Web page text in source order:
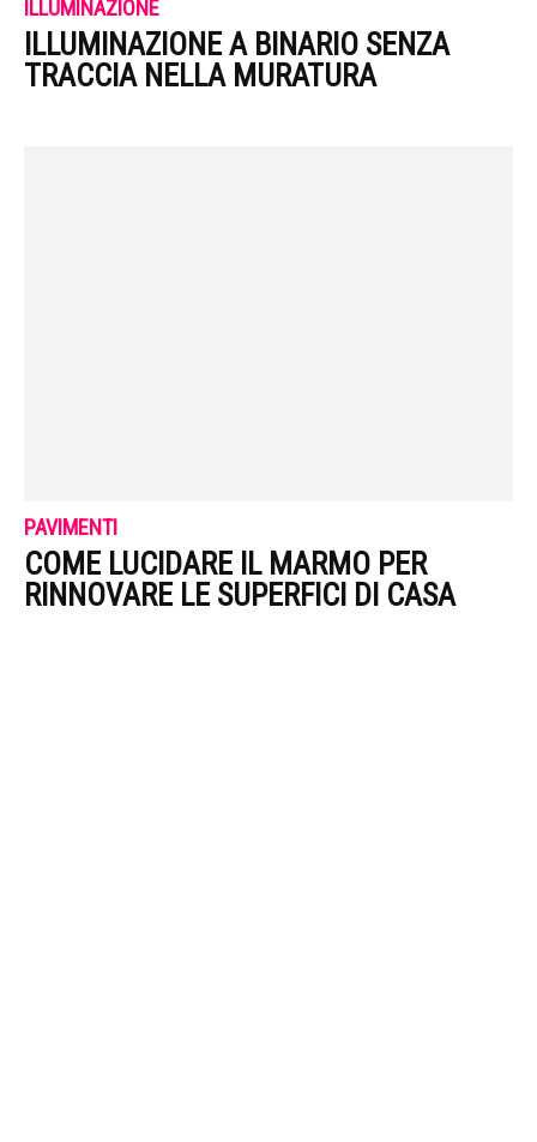
ILLUMINAZIONE
ILLUMINAZIONE A BINARIO SENZA
TRACCIA NELLA MURATURA
PAVIMENTI
COME LUCIDARE IL MARMO PER
RINNOVARE LE SUPERFICI DI CASA